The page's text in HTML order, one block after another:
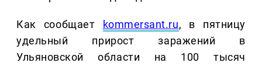
Как сообщает kommersant.ru, в пятницу
удельный прирост заражений в
Ульяновской области на 100 тысяч